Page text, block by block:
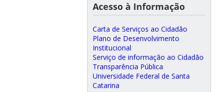
Acesso à Informação
Carta de Serviços ao Cidadão
Plano de Desenvolvimento
Institucional
Serviço de informação ao Cidadão
Transparência Pública
Universidade Federal de Santa
Catarina